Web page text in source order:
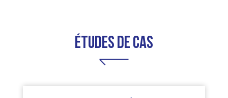
études de cas